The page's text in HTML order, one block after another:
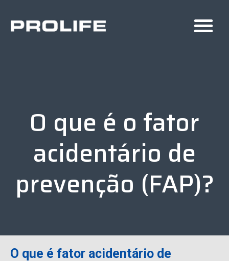
O que é o fator
acidentário de
prevenção (FAP)?
O que é fator acidentário de